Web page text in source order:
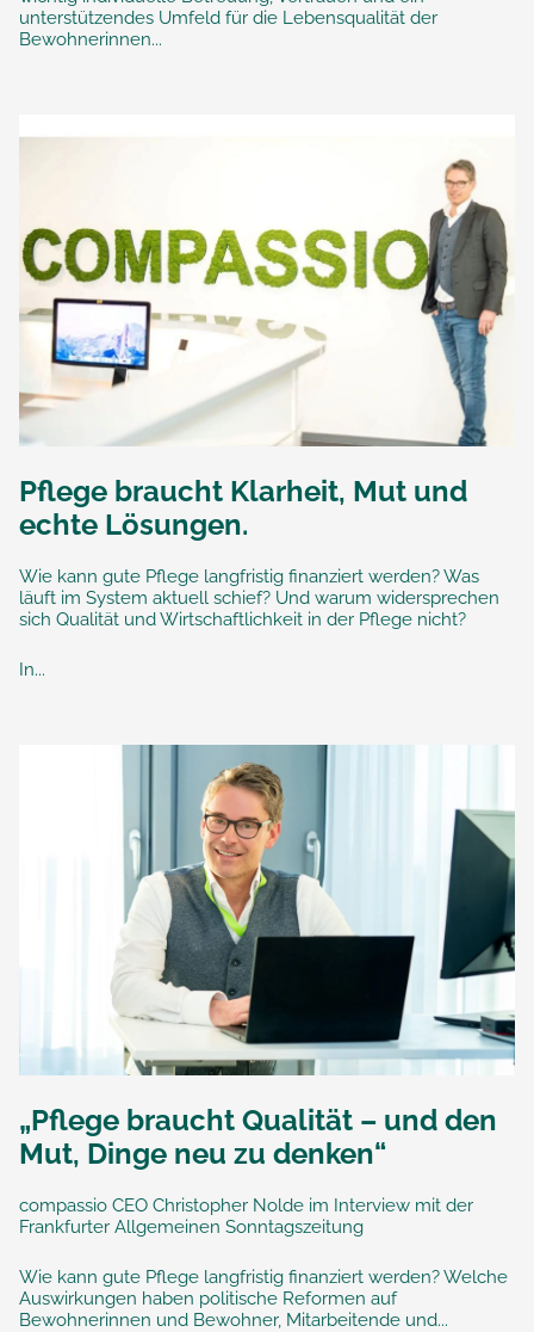
unterstützendes Umfeld für die Lebensqualität der
Bewohnerinnen...
Pflege braucht Klarheit, Mut und
echte Lösungen.
Wie kann gute Pflege langfristig finanziert werden? Was
läuft im System aktuell schief? Und warum widersprechen
sich Qualität und Wirtschaftlichkeit in der Pflege nicht?
In...
„Pflege braucht Qualität – und den
Mut, Dinge neu zu denken“
compassio CEO Christopher Nolde im Interview mit der
Frankfurter Allgemeinen Sonntagszeitung
Wie kann gute Pflege langfristig finanziert werden? Welche
Auswirkungen haben politische Reformen auf
Bewohnerinnen und Bewohner, Mitarbeitende und...